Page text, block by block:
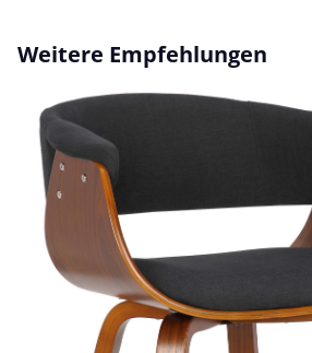
Produktgalerie überspringen
Weitere Empfehlungen